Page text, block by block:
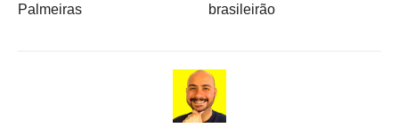
Palmeiras
brasileirão